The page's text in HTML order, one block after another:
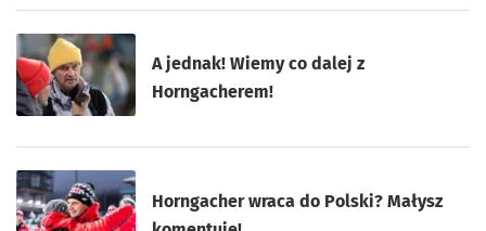
A jednak! Wiemy co dalej z
Horngacherem!
Horngacher wraca do Polski? Małysz